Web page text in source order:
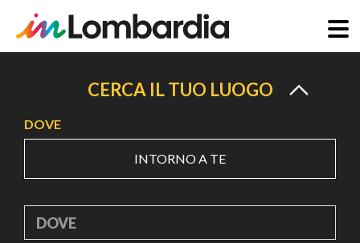
principale
CERCA IL TUO LUOGO
DOVE
INTORNO A TE
DOVE